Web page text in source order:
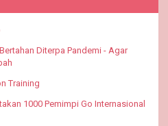
Diterpa Pandemi - Agar
Training
1000 Pemimpi Go Internasional